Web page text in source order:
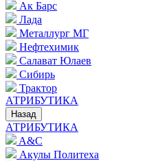
Ак Барс
Лада
Металлург МГ
Нефтехимик
Салават Юлаев
Сибирь
Трактор
АТРИБУТИКА
Назад
АТРИБУТИКА
A&C
Акулы Политеха